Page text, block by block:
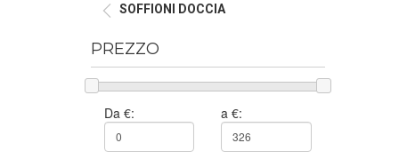
SOFFIONI DOCCIA
PREZZO
Da €: a €: